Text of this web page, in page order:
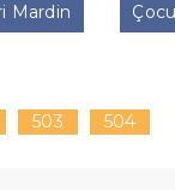
Mardin
503 504